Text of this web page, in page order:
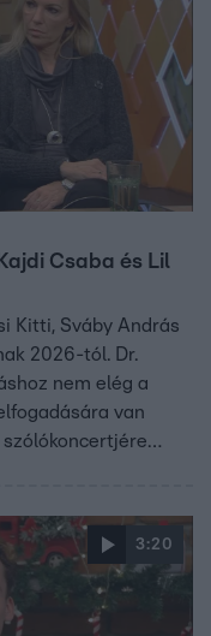
Csaba és Lil
Kitti, Sváby András
2026-tól. Dr.
nem elég a
van
várja a nézőket.
bevallotta, hogy
picit unja magát.
3:20